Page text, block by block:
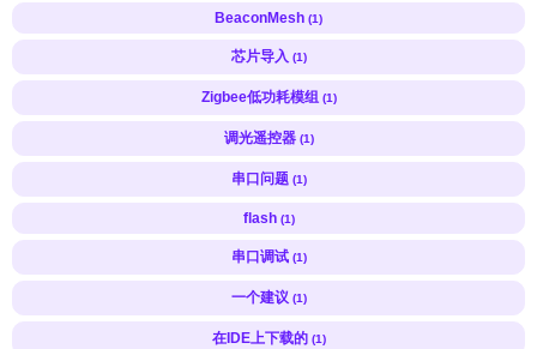
BeaconMesh (1)
芯片导入 (1)
Zigbee低功耗模组 (1)
调光遥控器 (1)
串口问题 (1)
flash (1)
串口调试 (1)
一个建议 (1)
在IDE上下载的 (1)